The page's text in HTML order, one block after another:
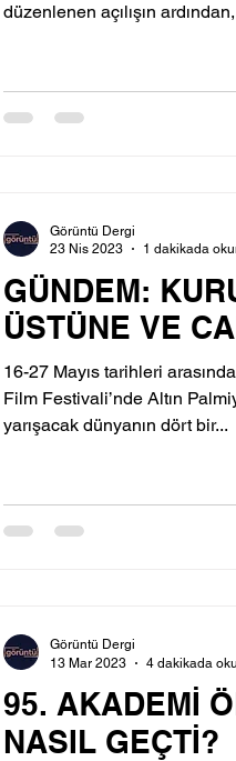
düzenlenen açılışın
GÜNDEM:
ÜSTÜNE VE
16-27 Mayıs tarihleri
Film Festivali’nde Altın
yarışacak dünyanın dört bir...
Görüntü Dergi
23 Nis 2023
1 dakikada
95. AKADEMİ
NASIL GEÇTİ?
Görüntü Dergi
13 Mar 2023
4 dakikada